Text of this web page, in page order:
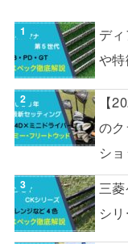
デ
や
【
の
シ
三
シ